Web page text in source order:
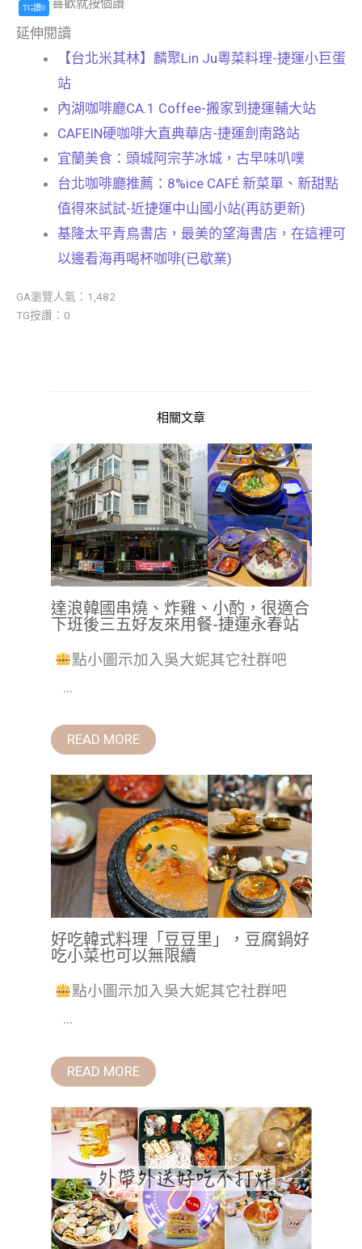
TG讚0 喜歡就按個讚
延伸閱讀
【台北米其林】麟聚Lin Ju粵菜料理-捷運小巨蛋
站
內湖咖啡廳CA.1 Coffee-搬家到捷運輔大站
CAFEIN硬咖啡大直典華店-捷運劍南路站
宜蘭美食：頭城阿宗芋冰城，古早味叭噗
台北咖啡廳推薦：8%ice CAFÉ 新菜單、新甜點
值得來試試-近捷運中山國小站(再訪更新)
基隆太平青鳥書店，最美的望海書店，在這裡可
以邊看海再喝杯咖啡(已歇業)
GA瀏覽人氣：1,482
TG按讚：0
相關文章
達浪韓國串燒、炸雞、小酌，很適合
下班後三五好友來用餐-捷運永春站
點小圖示加入吳大妮其它社群吧
...
READ MORE
好吃韓式料理「豆豆里」，豆腐鍋好
吃小菜也可以無限續
點小圖示加入吳大妮其它社群吧
...
READ MORE